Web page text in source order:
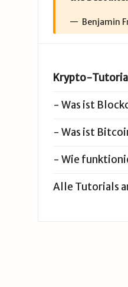
Benjamin
Krypto-
- Was ist
- Was ist
- Wie
Alle Tutorials